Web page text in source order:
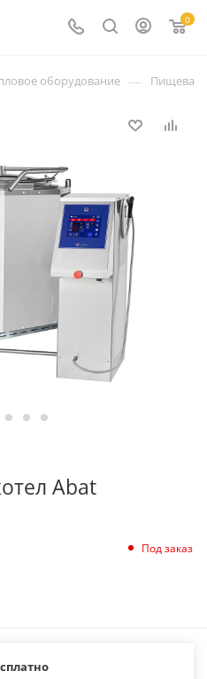
0
оборудование —
Abat
Под заказ